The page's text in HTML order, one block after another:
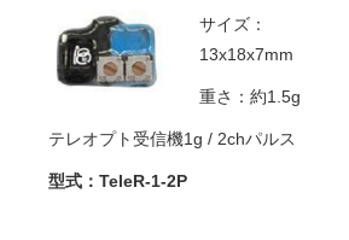
サイズ：
13x18x7mm
重さ：約1.5g
テレオプト受信機1g / 2chパルス
型式：TeleR-1-2P